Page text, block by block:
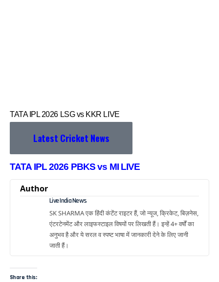
TATA IPL 2026 LSG vs KKR LIVE
Latest Cricket News
TATA IPL 2026 PBKS vs MI LIVE
Author
Live India News
SK SHARMA एक हिंदी कंटेंट राइटर हैं, जो न्यूज, क्रिकेट, बिज़नेस,
एंटरटेनमेंट और लाइफस्टाइल विषयों पर लिखती हैं। इन्हें 4+ वर्षों का
अनुभव है और ये सरल व स्पष्ट भाषा में जानकारी देने के लिए जानी
जाती हैं।
Share this: